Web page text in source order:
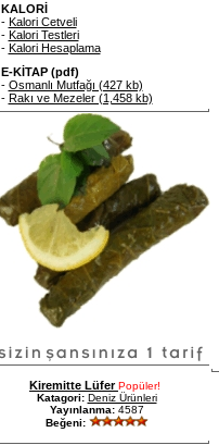
KALORİ
- Kalori Cetveli
- Kalori Testleri
- Kalori Hesaplama
E-KİTAP (pdf)
- Osmanlı Mutfağı (427 kb)
- Rakı ve Mezeler (1,458 kb)
Kiremitte LüferPopüler!
Katagori: Deniz Ürünleri
Yayınlanma: 4587
Beğeni: